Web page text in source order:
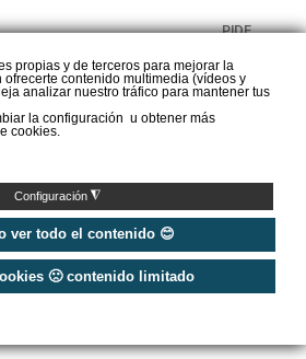
propias y de terceros para mejorar la
contenido multimedia (vídeos y
analizar nuestro tráfico para mantener tus
la configuración u obtener más
cookies.
Configuración ◮
ver todo el contenido 😊
🙁 contenido limitado
PIDE
CALORYFRIO
y